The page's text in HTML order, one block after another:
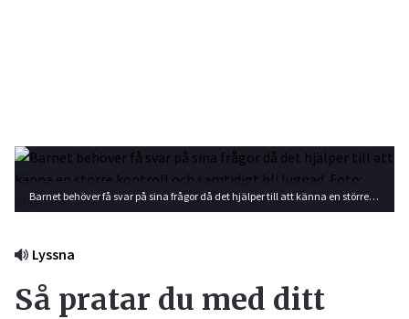
Barnet behöver få svar på sina frågor då det hjälper till att känna en större kontroll och samtidigt bli lugnad. Foto: Shutterstock
Lyssna
Så pratar du med ditt